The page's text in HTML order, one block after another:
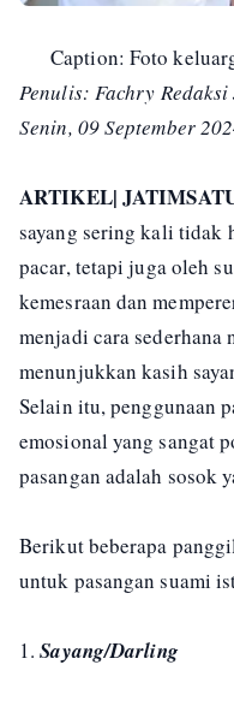
Caption: Foto
Penulis: Fachry Redaksi
Senin, 09 September
ARTIKEL|
sayang sering kali tidak
pacar, tetapi juga oleh
kemesraan dan
menjadi cara sederhana
menunjukkan kasih
Selain itu, penggunaan
emosional yang sangat
pasangan adalah sosok
Berikut beberapa
untuk pasangan suami
1.Sayang/Darling